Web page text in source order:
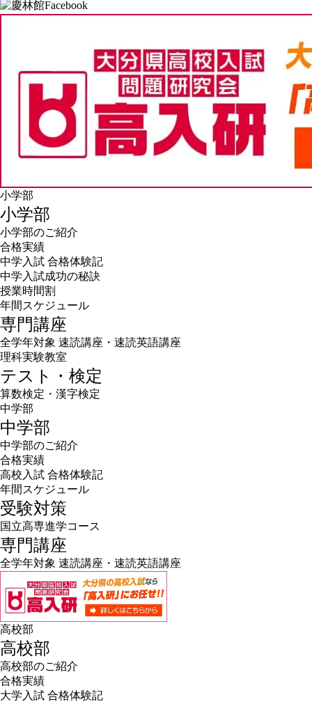
小学部
小学部
小学部のご紹介
合格実績
中学入試 合格体験記
中学入試成功の秘訣
授業時間割
年間スケジュール
専門講座
全学年対象 速読講座・速読英語講座
理科実験教室
テスト・検定
算数検定・漢字検定
中学部
中学部
中学部のご紹介
合格実績
高校入試 合格体験記
年間スケジュール
受験対策
国立高専進学コース
専門講座
全学年対象 速読講座・速読英語講座
高校部
高校部
高校部のご紹介
合格実績
大学入試 合格体験記